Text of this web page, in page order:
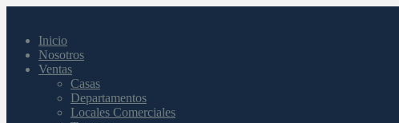
Inicio
Nosotros
Ventas
Casas
Departamentos
Locales Comerciales